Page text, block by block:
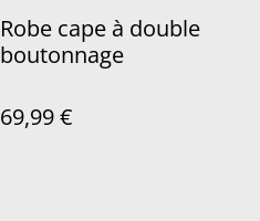
Robe cape à double
boutonnage
69,99 €